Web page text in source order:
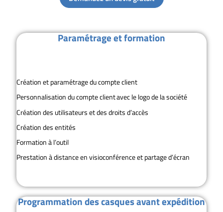
Paramétrage et formation
Création et paramétrage du compte client
Personnalisation du compte client avec le logo de la société
Création des utilisateurs et des droits d’accès
Création des entités
Formation à l’outil
Prestation à distance en visioconférence et partage d’écran
Programmation des casques avant expédition